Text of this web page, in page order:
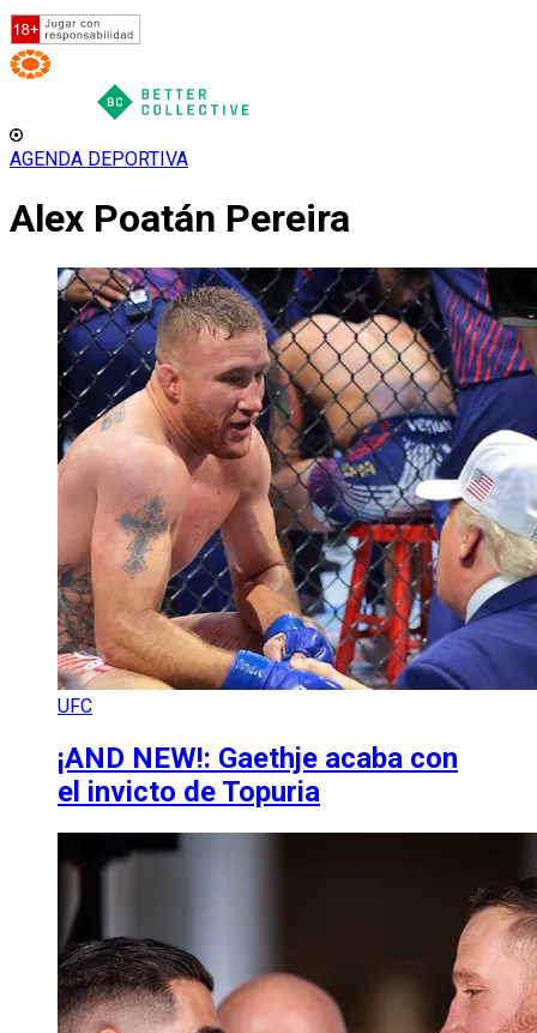
AGENDA DEPORTIVA
Alex Poatán Pereira
UFC
¡AND NEW!: Gaethje acaba con
el invicto de Topuria